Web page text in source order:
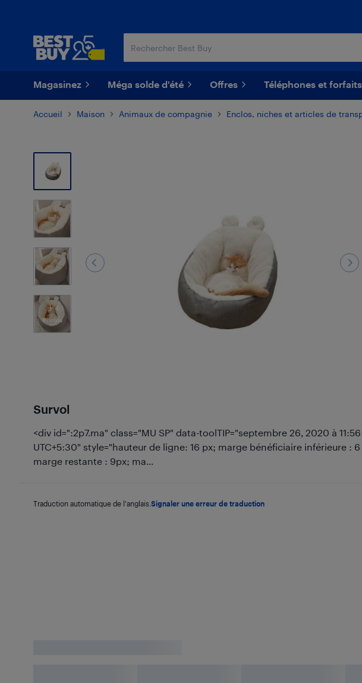
Magasinez Méga solde d'été Offres Téléphones et forfaits
Accueil Maison Animaux de compagnie Enclos, niches et articles de
4
Photos
Survol
<div id=":2p7.ma" class="MU SP" data-toolTIP="septembre 26, 2020 à
UTC+5:30" style="hauteur de ligne: 16 px; marge bénéficiaire inférieure : 6
marge restante : 9px; ma...
Traduction automatique de l'anglais. Signaler une erreur de traduction